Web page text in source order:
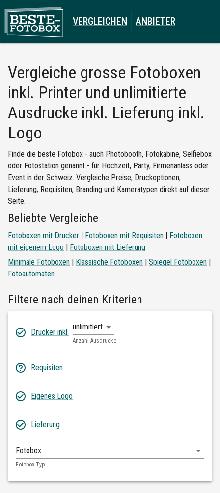
VERGLEICHEN ANBIETER
Vergleiche grosse Fotoboxen
inkl. Printer und unlimitierte
Ausdrucke inkl. Lieferung inkl.
Logo
Finde die beste Fotobox - auch Photobooth, Fotokabine, Selfiebox
oder Fotostation genannt - für Hochzeit, Party, Firmenanlass oder
Event in der Schweiz. Vergleiche Preise, Druckoptionen,
Lieferung, Requisiten, Branding und Kameratypen direkt auf dieser
Seite.
Beliebte Vergleiche
Fotoboxen mit Drucker Fotoboxen mit Requisiten
Fotoboxen
mit eigenem Logo
Fotoboxen mit Lieferung
Minimale Fotoboxen | Klassische Fotoboxen | Spiegel Fotoboxen |
Fotoautomaten
Filtere nach deinen Kriterien
Drucker inkl.
unlimitiert
Anzahl Ausdrucke
Requisiten
Eigenes Logo
Lieferung
Fotobox
Fotobox Typ